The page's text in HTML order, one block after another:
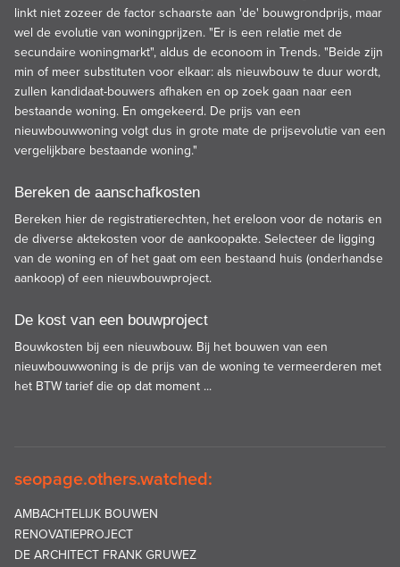
linkt niet zozeer de factor schaarste aan 'de' bouwgrondprijs, maar
wel de evolutie van woningprijzen. "Er is een relatie met de
secundaire woningmarkt", aldus de econoom in Trends. "Beide zijn
min of meer substituten voor elkaar: als nieuwbouw te duur wordt,
zullen kandidaat-bouwers afhaken en op zoek gaan naar een
bestaande woning. En omgekeerd. De prijs van een
nieuwbouwwoning volgt dus in grote mate de prijsevolutie van een
vergelijkbare bestaande woning."
Bereken de aanschafkosten
Bereken hier de registratierechten, het ereloon voor de notaris en
de diverse aktekosten voor de aankoopakte. Selecteer de ligging
van de woning en of het gaat om een bestaand huis (onderhandse
aankoop) of een nieuwbouwproject.
De kost van een bouwproject
Bouwkosten bij een nieuwbouw. Bij het bouwen van een
nieuwbouwwoning is de prijs van de woning te vermeerderen met
het BTW tarief die op dat moment ...
seopage.others.watched:
AMBACHTELIJK BOUWEN
RENOVATIEPROJECT
DE ARCHITECT FRANK GRUWEZ